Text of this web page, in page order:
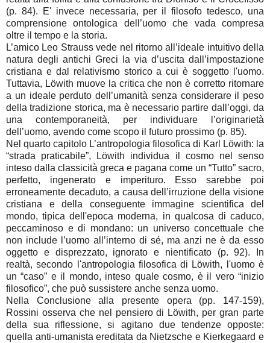
(p. 84). E' invece necessaria, per il filosofo tedesco, una
comprensione ontologica dell’uomo che vada compresa
oltre il tempo e la storia.
L’amico Leo Strauss vede nel ritorno all’ideale intuitivo della
natura degli antichi Greci la via d’uscita dall’impostazione
cristiana e dal relativismo storico a cui è soggetto l'uomo.
Tuttavia, Löwith muove la critica che non è corretto ritornare
a un ideale perduto dell’umanità senza considerare il peso
della tradizione storica, ma è necessario partire dall’oggi, da
una contemporaneità, per individuare l’originarietà
dell’uomo, avendo come scopo il futuro prossimo (p. 85).
Nel quarto capitolo L’antropologia filosofica di Karl Löwith: la
“strada praticabile”, Löwith individua il cosmo nel senso
inteso dalla classicità greca e pagana come un “Tutto” sacro,
perfetto, ingenerato e imperituro. Esso sarebbe poi
erroneamente decaduto, a causa dell’irruzione della visione
cristiana e della conseguente immagine scientifica del
mondo, tipica dell'epoca moderna, in qualcosa di caduco,
peccaminoso e di mondano: un universo concettuale che
non include l’uomo all’interno di sé, ma anzi ne è da esso
oggetto e disprezzato, ignorato e nientificato (p. 92). In
realtà, secondo l'antropologia filosofica di Löwith, l'uomo è
un “caso” e il mondo, inteso quale cosmo, è il vero “inizio
filosofico”, che può sussistere anche senza uomo.
Nella Conclusione alla presente opera (pp. 147-159),
Rossini osserva che nel pensiero di Löwith, per gran parte
della sua riflessione, si agitano due tendenze opposte:
quella anti-umanista ereditata da Nietzsche e Kierkegaard e